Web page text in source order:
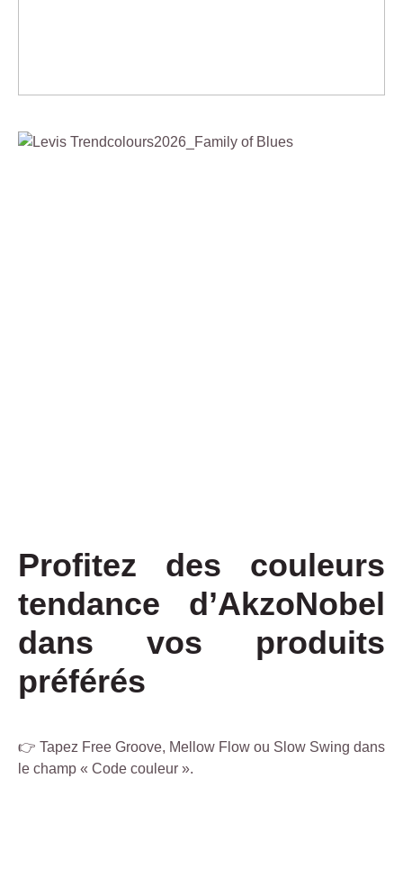
Profitez des couleurs
tendance d’AkzoNobel
dans vos produits
préférés
👉 Tapez Free Groove, Mellow Flow ou Slow Swing dans
le champ « Code couleur ».